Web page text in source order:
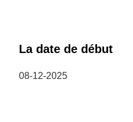
La date de début
08-12-2025